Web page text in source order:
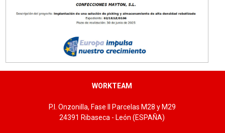
WORKTEAM
P.I. Onzonilla, Fase II Parcelas M28 y M29
24391 Ribaseca - León (ESPAÑA)